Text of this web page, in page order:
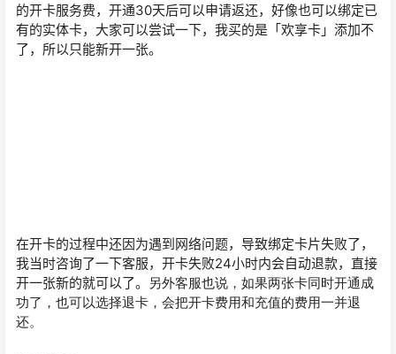
的开卡服务费，开通30天后可以申请返还，好像也可以绑定已
有的实体卡，大家可以尝试一下，我买的是「欢享卡」添加不
了，所以只能新开一张。
在开卡的过程中还因为遇到网络问题，导致绑定卡片失败了，
我当时咨询了一下客服，开卡失败24小时内会自动退款，直接
开一张新的就可以了。
另外客服也说，如果两张卡同时开通成
功了，也可以选择退卡 ，会把开卡费用和充值的费用一并退
还。